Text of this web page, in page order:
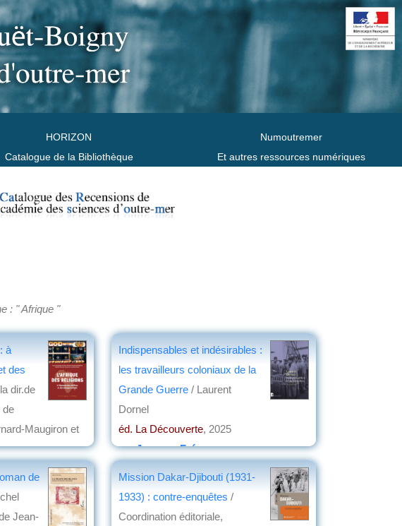
HORIZON
Catalogue de la Bibliothèque
Numoutremer
Et autres ressources numériques
: " Afrique "
à
des
dir.de
de
Maugiron et
nouvelles
Indispensables et indésirables :
les travailleurs coloniaux de la
Grande Guerre / Laurent
Dornel
éd. La Découverte, 2025
parJacques Frémeaux
de
Jean-
Mission Dakar-Djibouti (1931-
1933) : contre-enquêtes /
Coordination éditoriale,